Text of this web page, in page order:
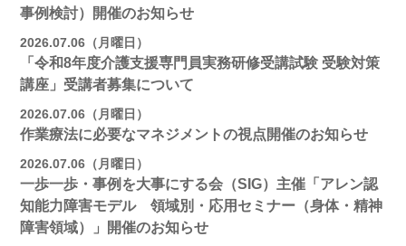
事例検討）開催のお知らせ
2026.07.06（月曜日）
「令和8年度介護支援専門員実務研修受講試験 受験対策
講座」受講者募集について
2026.07.06（月曜日）
作業療法に必要なマネジメントの視点開催のお知らせ
2026.07.06（月曜日）
一歩一歩・事例を大事にする会（SIG）主催「アレン認
知能力障害モデル 領域別・応用セミナー（身体・精神
障害領域）」開催のお知らせ